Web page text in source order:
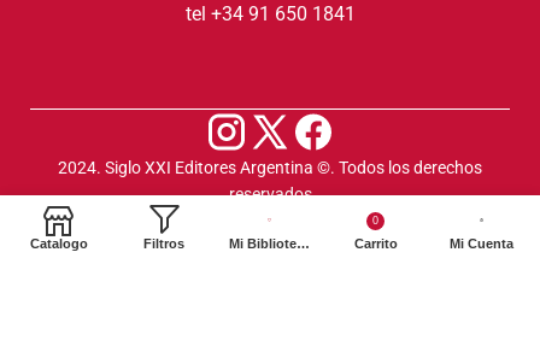
tel +34 91 650 1841
2024. Siglo XXI Editores Argentina ©️. Todos los derechos
reservados
Catalogo Filtros Mi Biblioteca
0
Carrito Mi Cuenta